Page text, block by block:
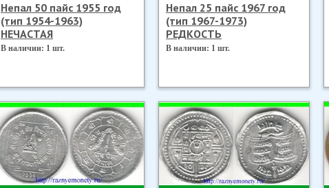
Непал 50 пайс 1955 год
(тип 1954-1963)
НЕЧАСТАЯ
В наличии: 1 шт.
Непал 25 пайс 1967 год
(тип 1967-1973)
РЕДКОСТЬ
В наличии: 1 шт.